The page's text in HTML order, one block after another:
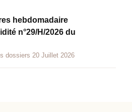
hebdomadaire
n°29/H/2026 du
dossiers 20 Juillet 2026